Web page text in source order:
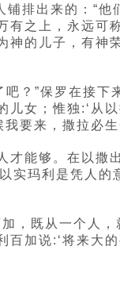
排出来的：“他
之上，永远可
的儿子，有神
？”保罗在接
女；惟独:‘从
要来，撒拉必生
能够。在以
实玛利是凭人
，既从一个人
加说:‘将来大